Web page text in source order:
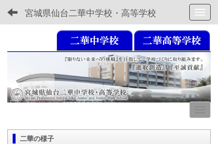
宮城県仙台二華中学校・高等学校
二華の様子